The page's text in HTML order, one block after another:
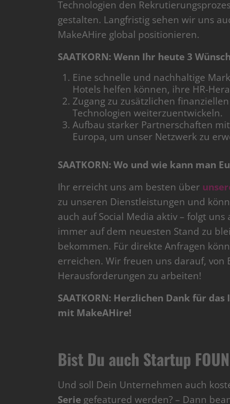
Technologien den
gestalten. Langfristig sehen wir uns
MakeAHire global positionieren.
SAATKORN: Wenn Ihr heute 3
Eine schnelle und nachhaltige
Hotels helfen können, ihre HR-
Zugang zu zusätzlichen
Technologien weiterzuentwickeln.
Aufbau starker Partnerschaften
Europa, um unser Netzwerk zu
SAATKORN: Wo und wie kann man
Ihr erreicht uns am besten über
zu unseren Dienstleistungen und
auch auf Social Media aktiv – folgt
immer auf dem neuesten Stand zu
bekommen. Für direkte Anfragen
erreichen. Wir freuen uns darauf, von
Herausforderungen zu arbeiten!
SAATKORN: Herzlichen Dank für
mit MakeAHire!
Bist Du auch Startup
Und soll Dein Unternehmen auch
Serie gefeatured werden? – Dann